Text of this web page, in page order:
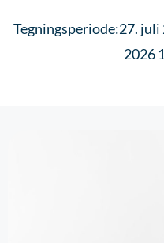
Tegningsperiode:27. juli
2026